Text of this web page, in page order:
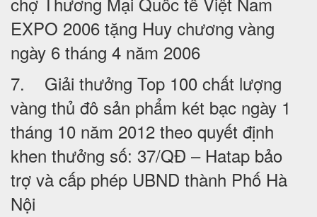
EXPO 2006 tặng Huy chương vàng
ngày 6 tháng 4 năm 2006
7. Giải thưởng Top 100 chất lượng
vàng thủ đô sản phẩm két bạc ngày 1
tháng 10 năm 2012 theo quyết định
khen thưởng số: 37/QĐ – Hatap bảo
trợ và cấp phép UBND thành Phố Hà
Nội